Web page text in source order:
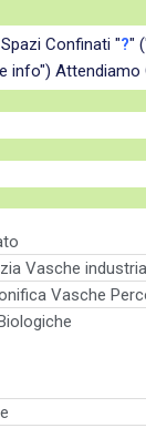
Confinati "?"
info") Attendiamo
Vasche
Vasche